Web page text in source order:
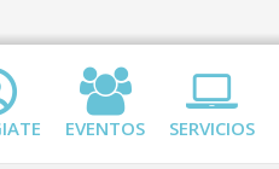
EVENTOS SERVICIOS